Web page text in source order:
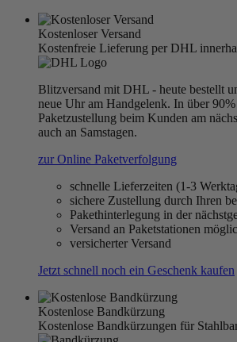
Kostenloser Versand
Kostenfreie Lieferung per DHL
Blitzversand mit DHL - heute bestellt
neue Uhr am Handgelenk. In über
Paketzustellung beim Kunden am
auch an Samstagen.
zur Online Paketverfolgung
schnelle Lieferzeiten (1-3
sichere Zustellung durch Ihren
Pakethinterlegung in der
Versand an Paketstationen
versicherter Versand
Jetzt schnell noch ein Geschenk kaufen
Kostenlose Bandkürzung
Kostenlose Bandkürzungen für